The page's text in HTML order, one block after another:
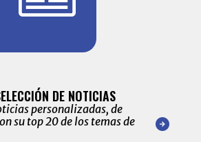
DE NOTICIAS
personalizadas, de
su top 20 de los temas de
de las